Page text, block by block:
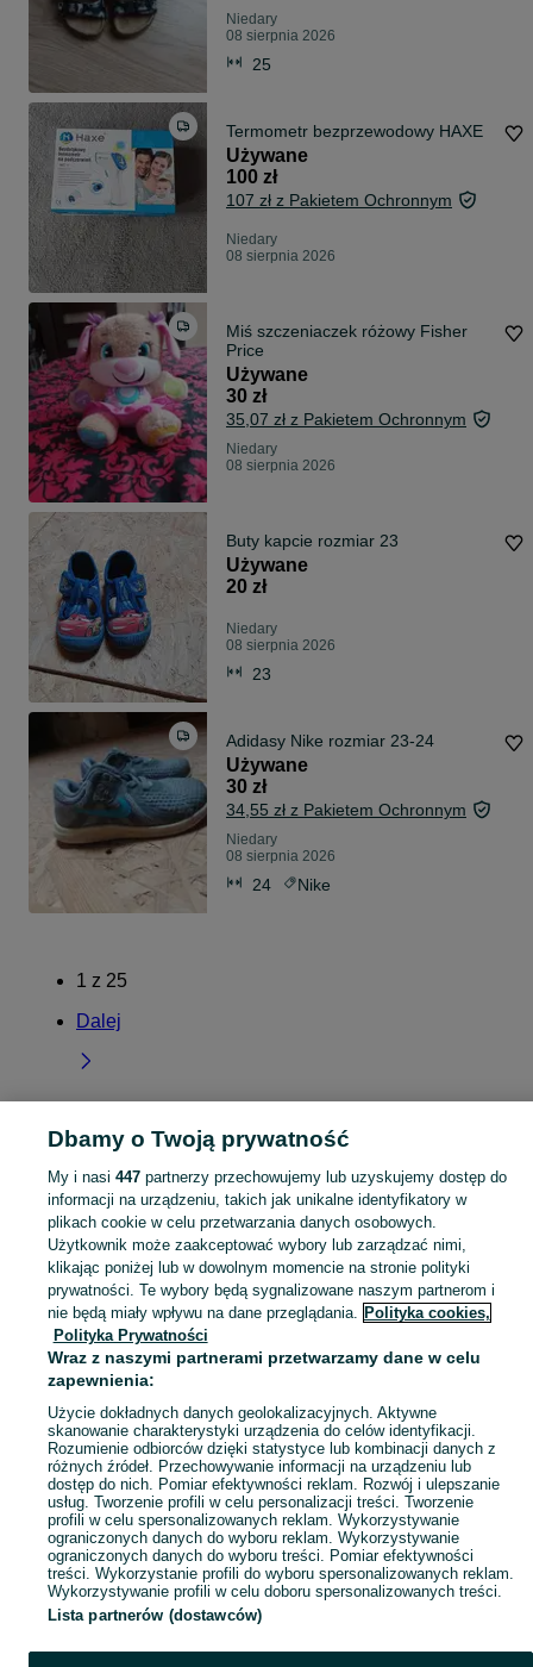
Niedary
08 sierpnia 2026
25
Termometr bezprzewodowy HAXE
Używane
100 zł
107 zł z Pakietem Ochronnym
Niedary
08 sierpnia 2026
Miś szczeniaczek różowy Fisher
Price
Używane
30 zł
35,07 zł z Pakietem Ochronnym
Niedary
08 sierpnia 2026
Buty kapcie rozmiar 23
Używane
20 zł
Niedary
08 sierpnia 2026
23
Adidasy Nike rozmiar 23-24
Używane
30 zł
34,55 zł z Pakietem Ochronnym
Niedary
08 sierpnia 2026
24 Nike
1 z 25
Dalej
Strona główna Dolnośląskie Niedary
KATEGORIA
Skorzystaj z największego serwisu ogłoszeniowego - Niedary i okolice! Kupuj to, czego pragniesz i sprzedawaj to, czego już nie potrzebujesz! Zobacz
Mapa kategorii
Mapa miejscowości
Mapa ministron
Popularne wyszukiwania
Dbamy o Twoją prywatność
My i nasi 447partnerzy przechowujemy lub uzyskujemy dostęp do
informacji na urządzeniu, takich jak unikalne identyfikatory w
plikach cookie w celu przetwarzania danych osobowych.
Użytkownik może zaakceptować wybory lub zarządzać nimi,
klikając poniżej lub w dowolnym momencie na stronie polityki
prywatności. Te wybory będą sygnalizowane naszym partnerom i
nie będą miały wpływu na dane przeglądania. Polityka cookies,
Polityka Prywatności
Wraz z naszymi partnerami przetwarzamy dane w celu
zapewnienia:
Użycie dokładnych danych geolokalizacyjnych. Aktywne
skanowanie charakterystyki urządzenia do celów identyfikacji.
Rozumienie odbiorców dzięki statystyce lub kombinacji danych z
różnych źródeł. Przechowywanie informacji na urządzeniu lub
dostęp do nich. Pomiar efektywności reklam. Rozwój i ulepszanie
usług. Tworzenie profili w celu personalizacji treści. Tworzenie
profili w celu spersonalizowanych reklam. Wykorzystywanie
ograniczonych danych do wyboru reklam. Wykorzystywanie
ograniczonych danych do wyboru treści. Pomiar efektywności
treści. Wykorzystanie profili do wyboru spersonalizowanych reklam.
Wykorzystywanie profili w celu doboru spersonalizowanych treści.
Lista partnerów (dostawców)